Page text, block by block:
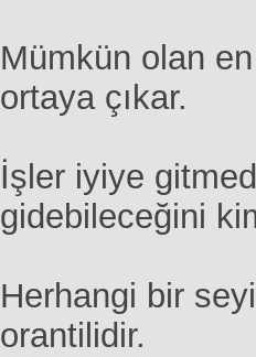
Mümkün olan
ortaya çıkar.
İşler iyiye
gidebileceğini
Herhangi bir
orantilidir.